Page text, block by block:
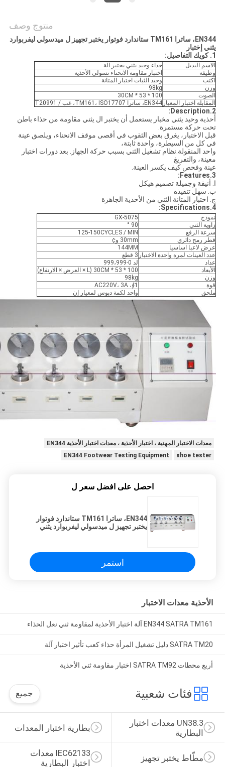
منتوج وصف
EN344، ساترا TM161 ستاندارد فوتوار يختبر تجهيز ل ميدسولي ليفربوارد
يثني إختبار
1. كويك التفاصيل:
الاسم البديل
حذاء وحيد يثني يختبر آلة
وظيفة
اختبار مقاومة الانحناء تسولي الأحذية
اكتب
وحيد الثبات اختبار المتانة
وزن
98kg
الصوت
100 * 53 * 30CM
المقابلة اختبار المعيار EN344، ساترا TM161، ISO17707، غب / T20991
2.Description:
أحذية وحيد يثني مخبار يستعمل أن يختبر ال يثني مقاومة من حذاء باطن
تحت حركة مستمرة.
قبل الاختبار، يغرق بعض الثقوب في أقصى موقف الانحناء، ويلصق عينة
في كل من السيطرة، واحدة ثابتة،
واحد المنقولة.نظام تشغيل الثني بسبب حركة الجهاز. بعد دورات اختبار
معينة، والتفريغ
عينة وفحص كيف يكسر العينة.
3.Features:
ا. أنيقة وجميلة تصميم هيكل
ب. سهل تنفيذه
ج. اختبار المتانة الثني من الأحذية الجاهزة
4.Specifications:
نموذج
GX-5075
زاوية الثني
90 °
سرعة الرفع
125-150CYCLES / MIN
قطر رمح دائري
30mm و¢
عرض لاعبا اساسيا
144MM
عدد العينات لمرة واحدة الاختبار 3 قطع
عداد
لد 0-999،999
الأبعاد
100 * 53 * 30CM (L × العرض × الارتفاع)
وزن
98kg
قوة
1∮، AC220V، 3A
ملحق
واحد لكمة دبوس لمعيار إن
معدات الاختبار المهنية ، اختبار الأحذية ، معدات اختبار الأحذية EN344
shoe tester
EN344 Footwear Testing Equipment
احصل على افضل سعر ل
EN344، ساترا TM161 ستاندارد فوتوار
يختبر تجهيز ل ميدسولي ليفربوارد يثني
استمر
الأحذية معدات الاختبار
EN344 SATRA TM161 آلة اختبار الأحذية لمقاومة ثني نعل الحذاء
SATRA TM20 دليل تشغيل المرأة حذاء كعب تأثير اختبار آلة
أربع محطات SATRA TM92 اختبار مقاومة ثني الأحذية
فئات شعبية جميع
بطارية اختبار المعدات
UN38.3 معدات اختبار
البطارية
IEC62133 معدات
اختبار البطارية
مطّاط يختبر تجهيز